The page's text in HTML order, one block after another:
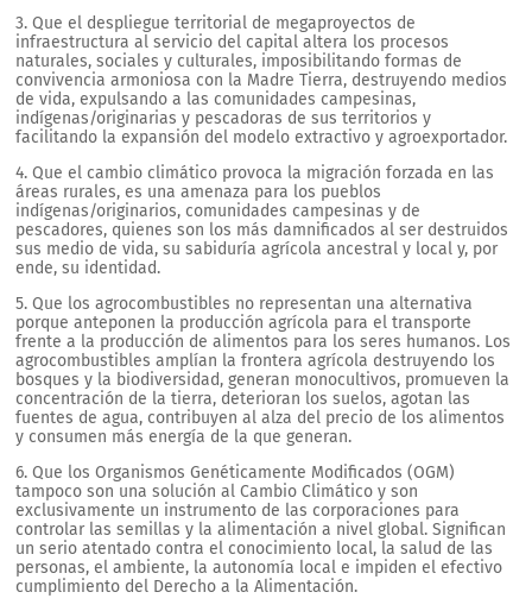
3. Que el despliegue territorial de megaproyectos de
infraestructura al servicio del capital altera los procesos
naturales, sociales y culturales, imposibilitando formas de
convivencia armoniosa con la Madre Tierra, destruyendo medios
de vida, expulsando a las comunidades campesinas,
indígenas/originarias y pescadoras de sus territorios y
facilitando la expansión del modelo extractivo y agroexportador.
4. Que el cambio climático provoca la migración forzada en las
áreas rurales, es una amenaza para los pueblos
indígenas/originarios, comunidades campesinas y de
pescadores, quienes son los más damnificados al ser destruidos
sus medio de vida, su sabiduría agrícola ancestral y local y, por
ende, su identidad.
5. Que los agrocombustibles no representan una alternativa
porque anteponen la producción agrícola para el transporte
frente a la producción de alimentos para los seres humanos. Los
agrocombustibles amplían la frontera agrícola destruyendo los
bosques y la biodiversidad, generan monocultivos, promueven la
concentración de la tierra, deterioran los suelos, agotan las
fuentes de agua, contribuyen al alza del precio de los alimentos
y consumen más energía de la que generan.
6. Que los Organismos Genéticamente Modificados (OGM)
tampoco son una solución al Cambio Climático y son
exclusivamente un instrumento de las corporaciones para
controlar las semillas y la alimentación a nivel global. Significan
un serio atentado contra el conocimiento local, la salud de las
personas, el ambiente, la autonomía local e impiden el efectivo
cumplimiento del Derecho a la Alimentación.